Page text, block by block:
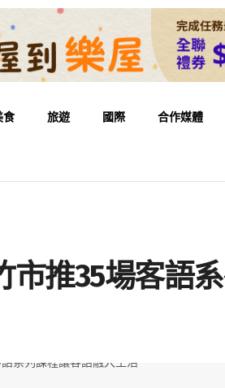
食 旅遊 國際 合作媒體
推35場客語